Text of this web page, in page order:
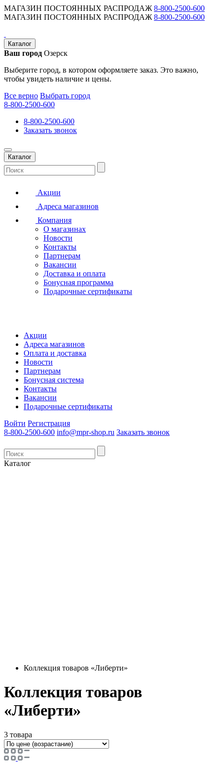
МАГАЗИН ПОСТОЯННЫХ РАСПРОДАЖ 8-800-2500-600
МАГАЗИН ПОСТОЯННЫХ РАСПРОДАЖ 8-800-2500-600
Каталог
Ваш город Озерск
Выберите город, в котором оформляете заказ. Это важно,
чтобы увидеть наличие и цены.
Все верно Выбрать город
8-800-2500-600
8-800-2500-600
Заказать звонок
Каталог
Акции
Адреса магазинов
Компания
О магазинах
Новости
Контакты
Партнерам
Вакансии
Доставка и оплата
Бонусная программа
Подарочные сертификаты
Акции
Адреса магазинов
Оплата и доставка
Новости
Партнерам
Бонусная система
Контакты
Вакансии
Подарочные сертификаты
Войти Регистрация
8-800-2500-600 info@mpr-shop.ru Заказать звонок
Каталог
Коллекция товаров «Либерти»
Коллекция товаров
«Либерти»
3 товара